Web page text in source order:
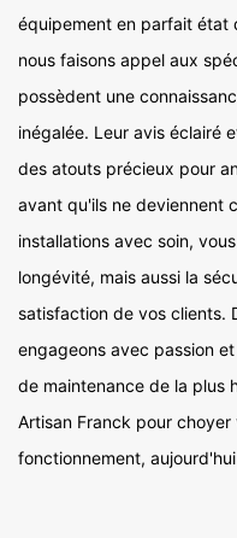
équipement en parfait état
nous faisons appel aux
possèdent une
inégalée. Leur avis éclairé
des atouts précieux pour
avant qu'ils ne deviennent
installations avec soin,
longévité, mais aussi la
satisfaction de vos clients.
engageons avec passion
de maintenance de la plus
Artisan Franck pour
fonctionnement,